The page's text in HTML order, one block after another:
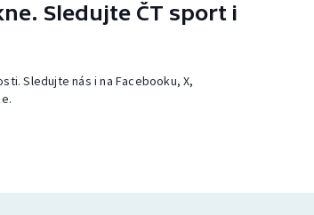
Sledujte ČT sport i
Sledujte nás i na Facebooku, X,